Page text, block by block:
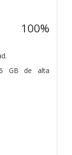
100%
GB de alta